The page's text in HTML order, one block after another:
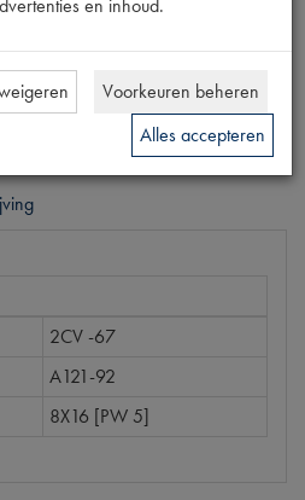
2CV -67
A121-92
8X16 [PW 5]
Voorkeuren beheren
Alles accepteren